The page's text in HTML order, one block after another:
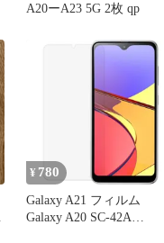
A20ーA23 5G 2枚 qp
¥ 780
Galaxy A21 フィルム
Galaxy A20 SC-42A